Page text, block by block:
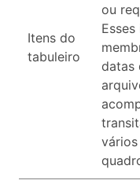
Itens do
tabuleiro
ou
datas